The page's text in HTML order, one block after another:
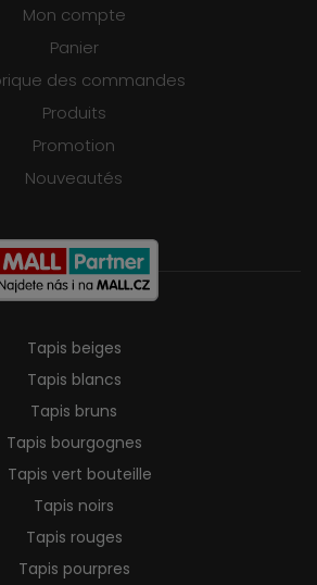
Mon compte
Panier
des commandes
Produits
Promotion
Nouveautés
Tapis beiges
Tapis blancs
Tapis bruns
Tapis bourgognes
Tapis vert bouteille
Tapis noirs
Tapis rouges
Tapis pourpres